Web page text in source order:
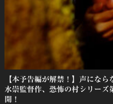
【本予告編が解禁！】声にな
水崇監督作、恐怖の村シリー
開！